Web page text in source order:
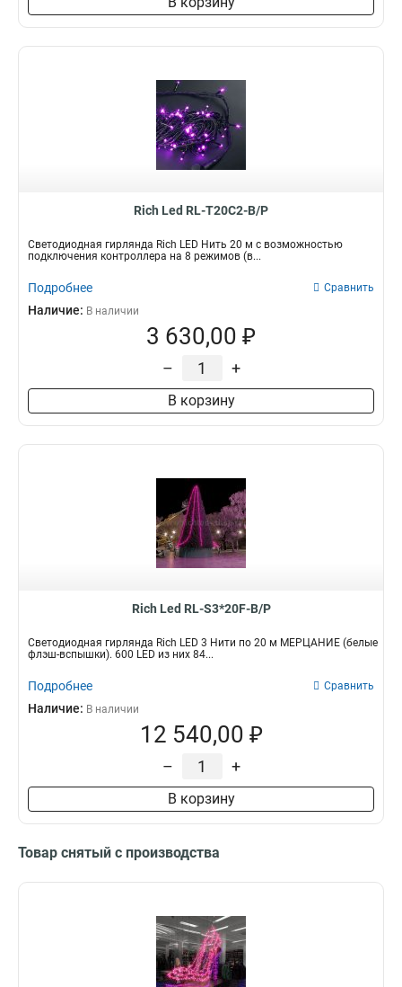
Rich Led RL-T20C2-B/P
Светодиодная гирлянда Rich LED Нить 20 м с возможностью
подключения контроллера на 8 режимов (в...
Подробнее Сравнить
Наличие: В наличии
3 630,00 ₽
– +
В корзину
Rich Led RL-S3*20F-B/P
Светодиодная гирлянда Rich LED 3 Нити по 20 м МЕРЦАНИЕ (белые
флэш-вспышки). 600 LED из них 84...
Подробнее Сравнить
Наличие: В наличии
12 540,00 ₽
– +
В корзину
Товар снятый с производства